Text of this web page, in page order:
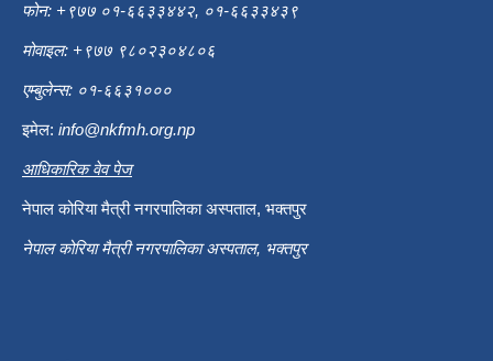
फोन: +९७७ ०१-६६३३४४२, ०१-६६३३४३९
मोवाइल: +९७७ ९८०२३०४८०६
एम्बुलेन्स: ०१-६६३१०००
इमेल: info@nkfmh.org.np
आधिकारिक वेव पेज
नेपाल कोरिया मैत्री नगरपालिका अस्पताल, भक्तपुर
नेपाल कोरिया मैत्री नगरपालिका अस्पताल, भक्तपुर